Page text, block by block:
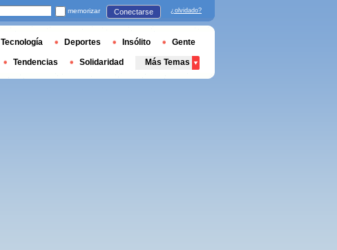
memorizar Conectarse ¿olvidado?
Tecnología Deportes Insólito Gente
Tendencias Solidaridad Más Temas